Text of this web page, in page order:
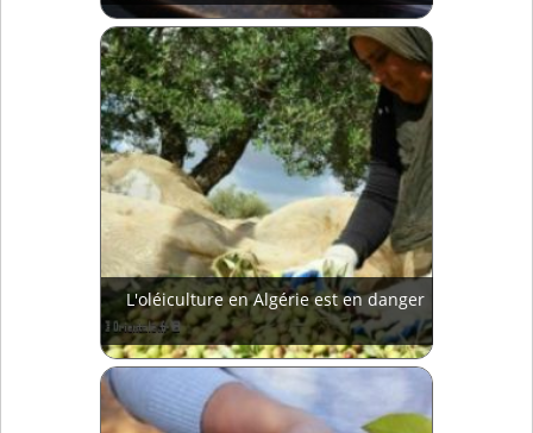
L'oléiculture en Algérie est en danger